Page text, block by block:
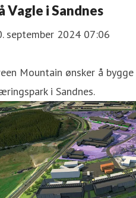
Vagle i Sandnes
september 2024 07:06
Mountain ønsker å
i Sandnes.